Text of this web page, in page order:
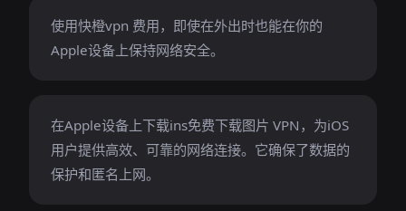
使用快橙vpn 费用，即使在外出时也能在你的
Apple设备上保持网络安全。
在Apple设备上下载ins免费下载图片 VPN，为iOS
用户提供高效、可靠的网络连接。它确保了数据的
保护和匿名上网。